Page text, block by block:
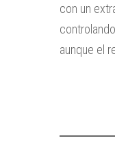
con un
aunque el